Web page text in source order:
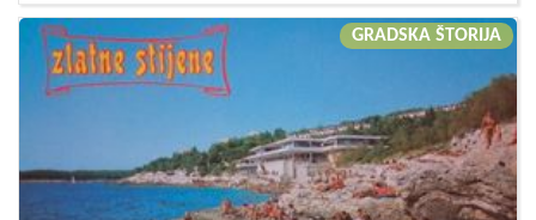
GRADSKA ŠTORIJA